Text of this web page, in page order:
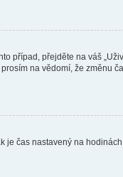
přejděte na váš
na vědomí, že změnu
čas nastavený na